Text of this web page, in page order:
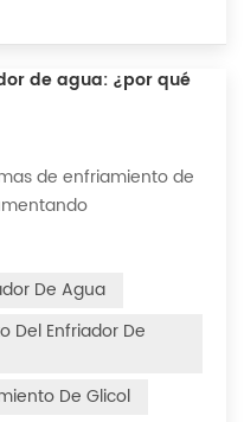
de agua: ¿por qué
de enfriamiento de
para lograr procesos
y rentables.
manera de lograr la
los procesos de
De Agua
Del Enfriador De
De Glicol